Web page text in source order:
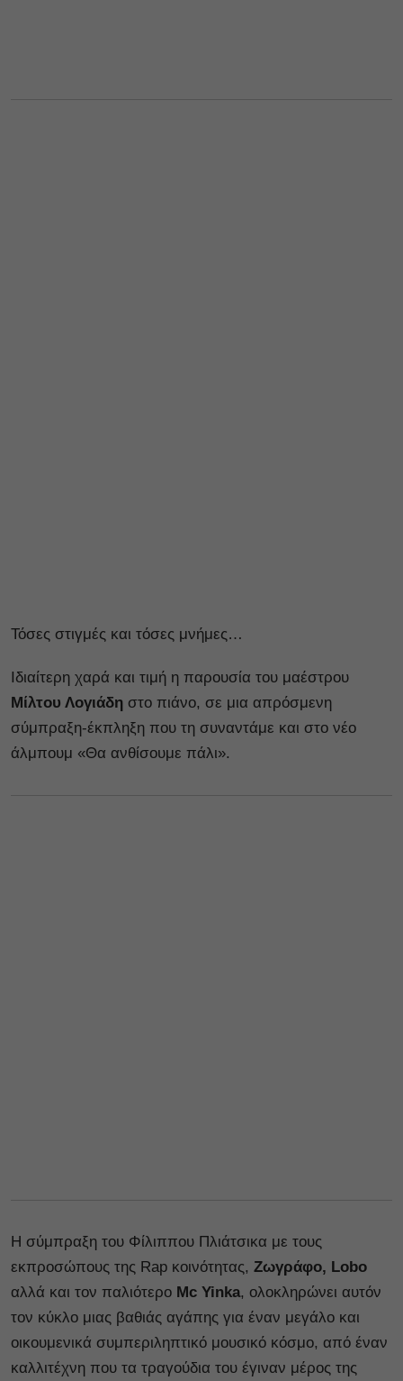
Τόσες στιγμές και τόσες μνήμες…
Ιδιαίτερη χαρά και τιμή η παρουσία του μαέστρου
Μίλτου Λογιάδη στο πιάνο, σε μια απρόσμενη
σύμπραξη-έκπληξη που τη συναντάμε και στο νέο
άλμπουμ «Θα ανθίσουμε πάλι».
Η σύμπραξη του Φίλιππου Πλιάτσικα με τους
εκπροσώπους της Rap κοινότητας, Ζωγράφο, Lobo
αλλά και τον παλιότερο Mc Yinka, ολοκληρώνει αυτόν
τον κύκλο μιας βαθιάς αγάπης για έναν μεγάλο και
οικουμενικά συμπεριληπτικό μουσικό κόσμο, από έναν
καλλιτέχνη που τα τραγούδια του έγιναν μέρος της